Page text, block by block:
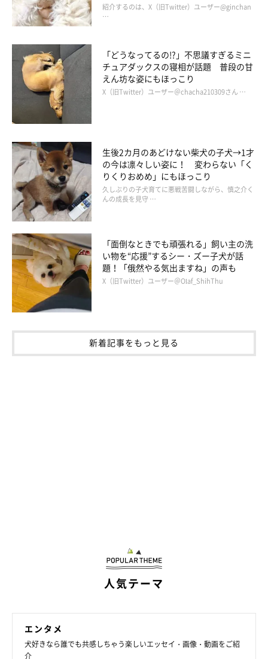
紹介するのは、X（旧Twitter）ユーザー@ginchan
…
「どうなってるの!?」不思議すぎるミニ
チュアダックスの寝相が話題 普段の甘
えん坊な姿にもほっこり
X（旧Twitter）ユーザー＠chacha210309さん …
生後2カ月のあどけない柴犬の子犬→1才
の今は凛々しい姿に！ 変わらない「く
りくりおめめ」にもほっこり
久しぶりの子犬育てに悪戦苦闘しながら、慎之介く
んの成長を見守 …
「面倒なときでも頑張れる」飼い主の洗
い物を“応援”するシー・ズー子犬が話
題！「俄然やる気出ますね」の声も
X（旧Twitter）ユーザー＠Olaf_ShihThu
新着記事をもっと見る
人気テーマ
エンタメ
犬好きなら誰でも共感しちゃう楽しいエッセイ・画像・動画をご紹
介